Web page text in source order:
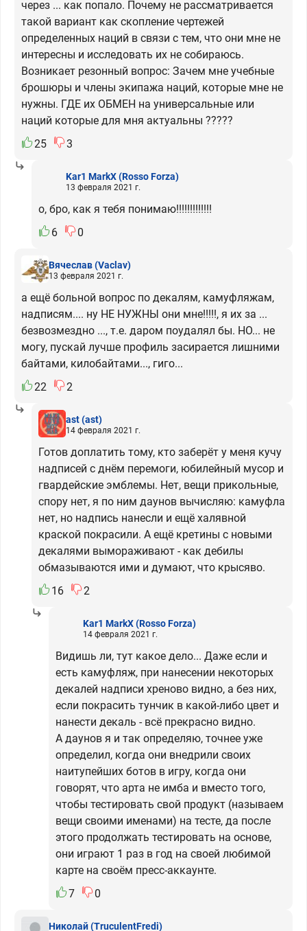
через ... как попало. Почему не рассматривается
такой вариант как скопление чертежей
определенных наций в связи с тем, что они мне не
интересны и исследовать их не собираюсь.
Возникает резонный вопрос: Зачем мне учебные
брошюры и члены экипажа наций, которые мне не
нужны. ГДЕ их ОБМЕН на универсальные или
наций которые для мня актуальны ?????
25
3
Kar1 MarkX(Rosso Forza)
13 февраля 2021 г.
о, бро, как я тебя понимаю!!!!!!!!!!!!!
6
0
Вячеслав(Vaclav)
13 февраля 2021 г.
а ещё больной вопрос по декалям, камуфляжам,
надписям.... ну НЕ НУЖНЫ они мне!!!!!, я их за ...
безвозмездно ..., т.е. даром поудалял бы. НО... не
могу, пускай лучше профиль засирается лишними
байтами, килобайтами..., гиго...
22
2
ast(ast)
14 февраля 2021 г.
Готов доплатить тому, кто заберёт у меня кучу
надписей с днём перемоги, юбилейный мусор и
гвардейские эмблемы. Нет, вещи прикольные,
спору нет, я по ним даунов вычисляю: камуфла
нет, но надпись нанесли и ещё халявной
краской покрасили. А ещё кретины с новыми
декалями вымораживают - как дебилы
обмазываются ими и думают, что крысяво.
16
2
Kar1 MarkX(Rosso Forza)
14 февраля 2021 г.
Видишь ли, тут какое дело... Даже если и
есть камуфляж, при нанесении некоторых
декалей надписи хреново видно, а без них,
если покрасить тунчик в какой-либо цвет и
нанести декаль - всё прекрасно видно.
А даунов я и так определяю, точнее уже
определил, когда они внедрили своих
наитупейших ботов в игру, когда они
говорят, что арта не имба и вместо того,
чтобы тестировать свой продукт (называем
вещи своими именами) на тесте, да после
этого продолжать тестировать на основе,
они играют 1 раз в год на своей любимой
карте на своём пресс-аккаунте.
7
0
Николай(TruculentFredi)